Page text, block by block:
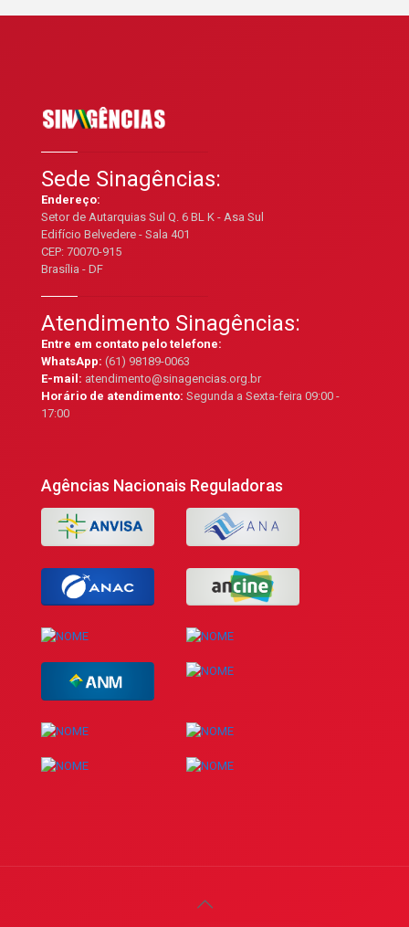
Sede Sinagências:
Endereço:
Setor de Autarquias Sul Q. 6 BL K - Asa Sul
Edifício Belvedere - Sala 401
CEP: 70070-915
Brasília - DF
Atendimento Sinagências:
Entre em contato pelo telefone:
WhatsApp: (61) 98189-0063
E-mail: atendimento@sinagencias.org.br
Horário de atendimento: Segunda a Sexta-feira 09:00 -
17:00
Agências Nacionais Reguladoras